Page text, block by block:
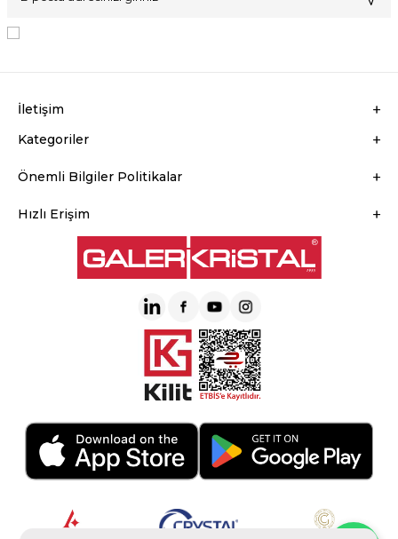
İletişim
Kategoriler
Önemli Bilgiler Politikalar
Hızlı Erişim